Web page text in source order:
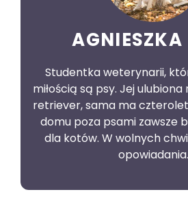
AGNIESZKA
Studentka weterynarii,
miłością są psy. Jej
retriever, sama ma
domu poza psami zawsze
dla kotów. W wolnych
opowiadania.